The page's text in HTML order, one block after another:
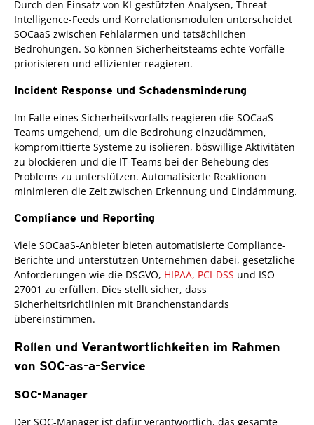
Durch den Einsatz von KI-gestützten Analysen, Threat-
Intelligence-Feeds und Korrelationsmodulen unterscheidet
SOCaaS zwischen Fehlalarmen und tatsächlichen
Bedrohungen. So können Sicherheitsteams echte Vorfälle
priorisieren und effizienter reagieren.
Incident Response und Schadensminderung
Im Falle eines Sicherheitsvorfalls reagieren die SOCaaS-
Teams umgehend, um die Bedrohung einzudämmen,
kompromittierte Systeme zu isolieren, böswillige Aktivitäten
zu blockieren und die IT-Teams bei der Behebung des
Problems zu unterstützen. Automatisierte Reaktionen
minimieren die Zeit zwischen Erkennung und Eindämmung.
Compliance und Reporting
Viele SOCaaS-Anbieter bieten automatisierte Compliance-
Berichte und unterstützen Unternehmen dabei, gesetzliche
Anforderungen wie die DSGVO, HIPAA, PCI-DSS und ISO
27001 zu erfüllen. Dies stellt sicher, dass
Sicherheitsrichtlinien mit Branchenstandards
übereinstimmen.
Rollen und Verantwortlichkeiten im Rahmen
von SOC-as-a-Service
SOC-Manager
Der SOC-Manager ist dafür verantwortlich, das gesamte